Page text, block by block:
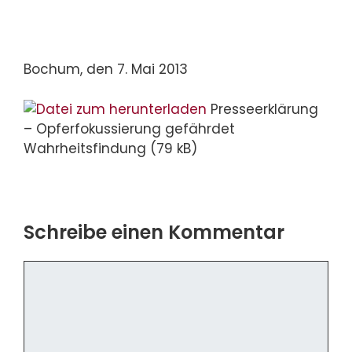
Bochum, den 7. Mai 2013
Presseerklärung
– Opferfokussierung gefährdet
Wahrheitsfindung (79 kB)
Schreibe einen Kommentar